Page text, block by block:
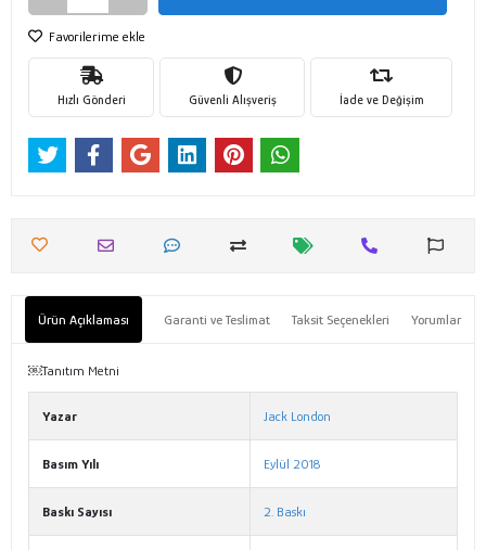
Favorilerime ekle
Hızlı Gönderi Güvenli Alışveriş İade ve Değişim
Ürün Açıklaması Garanti ve Teslimat Taksit Seçenekleri Yorumlar
￼Tanıtım Metni
Yazar Jack London
Basım Yılı Eylül 2018
Baskı Sayısı 2. Baskı